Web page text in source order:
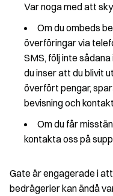
Var noga med att
Om du ombeds
överföringar via
SMS, följ inte
du inser att du blivit
överfört pengar,
bevisning och
Om du får
kontakta oss på
Gate är engagerade i
bedrägerier kan ändå